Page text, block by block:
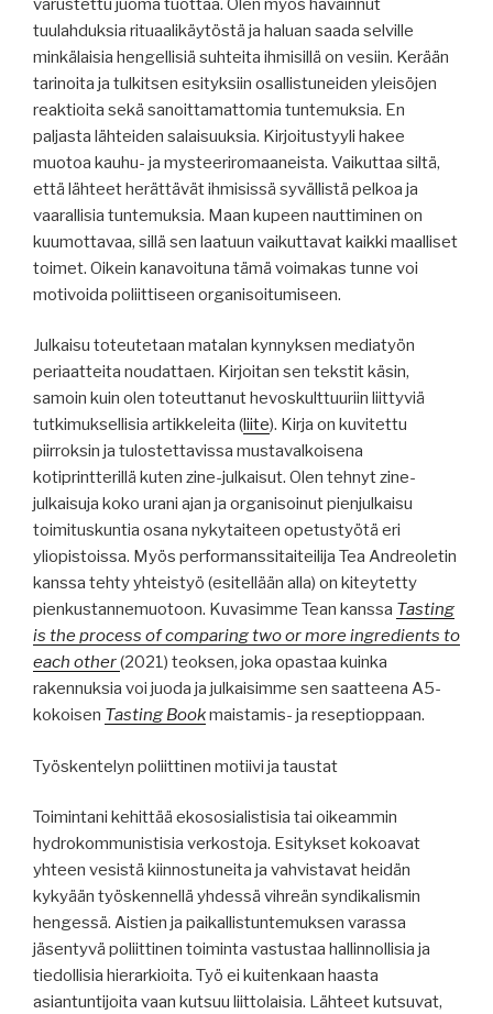
varustettu juoma tuottaa. Olen myös havainnut
tuulahduksia rituaalikäytöstä ja haluan saada selville
minkälaisia hengellisiä suhteita ihmisillä on vesiin. Kerään
tarinoita ja tulkitsen esityksiin osallistuneiden yleisöjen
reaktioita sekä sanoittamattomia tuntemuksia. En
paljasta lähteiden salaisuuksia. Kirjoitustyyli hakee
muotoa kauhu- ja mysteeriromaaneista. Vaikuttaa siltä,
että lähteet herättävät ihmisissä syvällistä pelkoa ja
vaarallisia tuntemuksia. Maan kupeen nauttiminen on
kuumottavaa, sillä sen laatuun vaikuttavat kaikki maalliset
toimet. Oikein kanavoituna tämä voimakas tunne voi
motivoida poliittiseen organisoitumiseen.
Julkaisu toteutetaan matalan kynnyksen mediatyön
periaatteita noudattaen. Kirjoitan sen tekstit käsin,
samoin kuin olen toteuttanut hevoskulttuuriin liittyviä
tutkimuksellisia artikkeleita (liite). Kirja on kuvitettu
piirroksin ja tulostettavissa mustavalkoisena
kotiprintterillä kuten zine-julkaisut. Olen tehnyt zine-
julkaisuja koko urani ajan ja organisoinut pienjulkaisu
toimituskuntia osana nykytaiteen opetustyötä eri
yliopistoissa. Myös performanssitaiteilija Tea Andreoletin
kanssa tehty yhteistyö (esitellään alla) on kiteytetty
pienkustannemuotoon. Kuvasimme Tean kanssa Tasting
is the process of comparing two or more ingredients to
each other(2021) teoksen, joka opastaa kuinka
rakennuksia voi juoda ja julkaisimme sen saatteena A5-
kokoisen Tasting Bookmaistamis- ja reseptioppaan.
Työskentelyn poliittinen motiivi ja taustat
Toimintani kehittää ekososialistisia tai oikeammin
hydrokommunistisia verkostoja. Esitykset kokoavat
yhteen vesistä kiinnostuneita ja vahvistavat heidän
kykyään työskennellä yhdessä vihreän syndikalismin
hengessä. Aistien ja paikallistuntemuksen varassa
jäsentyvä poliittinen toiminta vastustaa hallinnollisia ja
tiedollisia hierarkioita. Työ ei kuitenkaan haasta
asiantuntijoita vaan kutsuu liittolaisia. Lähteet kutsuvat,